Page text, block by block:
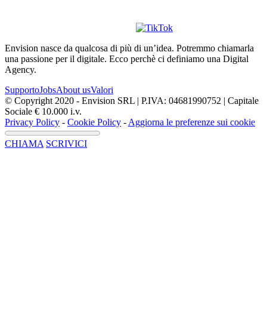
Envision nasce da qualcosa di più di un’idea. Potremmo chiamarla
una passione per il digitale. Ecco perchè ci definiamo una Digital
Agency.
SupportoJobsAbout usValori
© Copyright 2020 - Envision SRL | P.IVA: 04681990752 | Capitale
Sociale € 10.000 i.v.
Privacy Policy - Cookie Policy - Aggiorna le preferenze sui cookie
CHIAMA SCRIVICI